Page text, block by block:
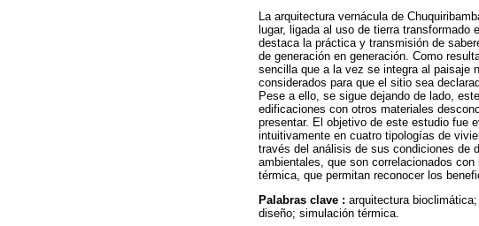
La arquitectura vernácula de
lugar, ligada al uso de tierra transformado
destaca la práctica y transmisión de
de generación en generación. Como
sencilla que a la vez se integra al paisaje
considerados para que el sitio sea
Pese a ello, se sigue dejando de lado,
edificaciones con otros materiales
presentar. El objetivo de este estudio fue
intuitivamente en cuatro tipologías de
través del análisis de sus condiciones de
ambientales, que son correlacionados
térmica, que permitan reconocer los
Palabras clave : arquitectura
diseño; simulación térmica.